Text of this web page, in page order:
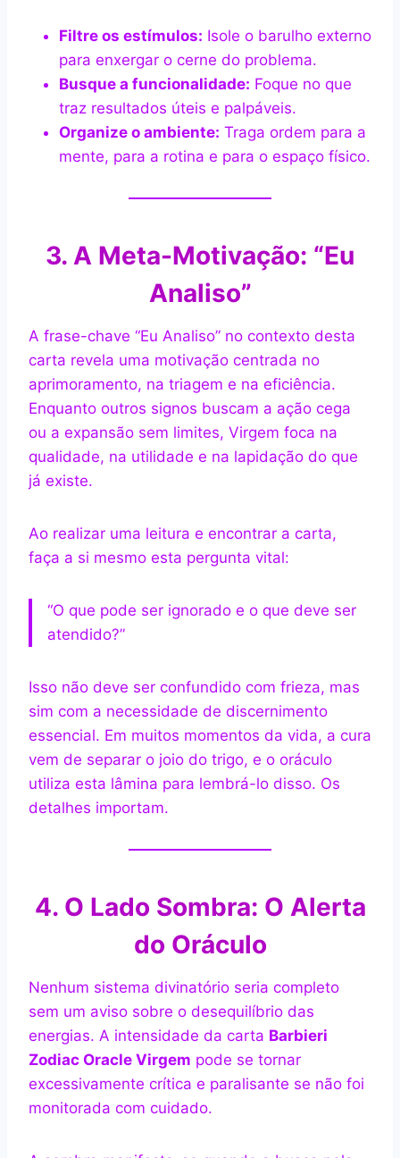
Filtre os estímulos: Isole o barulho externo
para enxergar o cerne do problema.
Busque a funcionalidade: Foque no que
traz resultados úteis e palpáveis.
Organize o ambiente: Traga ordem para a
mente, para a rotina e para o espaço físico.
3. A Meta-Motivação: “Eu
Analiso”
A frase-chave “Eu Analiso” no contexto desta
carta revela uma motivação centrada no
aprimoramento, na triagem e na eficiência.
Enquanto outros signos buscam a ação cega
ou a expansão sem limites, Virgem foca na
qualidade, na utilidade e na lapidação do que
já existe.
Ao realizar uma leitura e encontrar a carta,
faça a si mesmo esta pergunta vital:
“O que pode ser ignorado e o que deve ser
atendido?”
Isso não deve ser confundido com frieza, mas
sim com a necessidade de discernimento
essencial. Em muitos momentos da vida, a cura
vem de separar o joio do trigo, e o oráculo
utiliza esta lâmina para lembrá-lo disso. Os
detalhes importam.
4. O Lado Sombra: O Alerta
do Oráculo
Nenhum sistema divinatório seria completo
sem um aviso sobre o desequilíbrio das
energias. A intensidade da carta Barbieri
Zodiac Oracle Virgem pode se tornar
excessivamente crítica e paralisante se não foi
monitorada com cuidado.